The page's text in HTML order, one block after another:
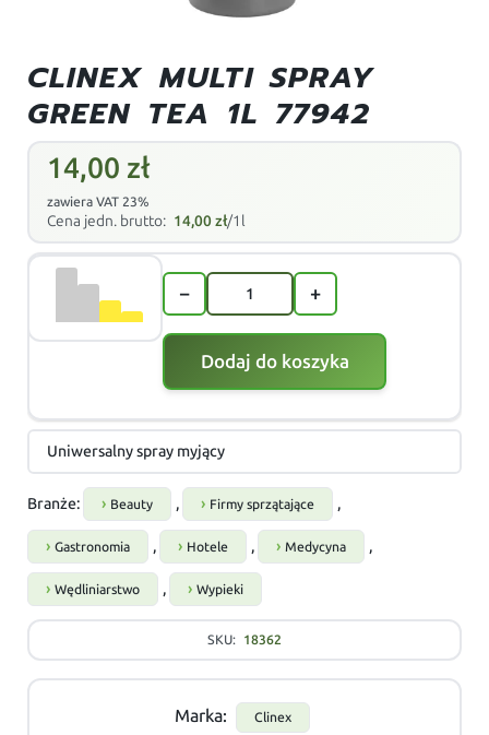
CLINEX MULTI SPRAY
GREEN TEA 1L 77942
14,00 zł
zawiera VAT 23%
Cena jedn. brutto: 14,00zł/1l
− +
Dodaj do koszyka
Uniwersalny spray myjący
Branże: Beauty , Firmy sprzątające ,
Gastronomia , Hotele , Medycyna ,
Wędliniarstwo , Wypieki
SKU: 18362
Marka: Clinex